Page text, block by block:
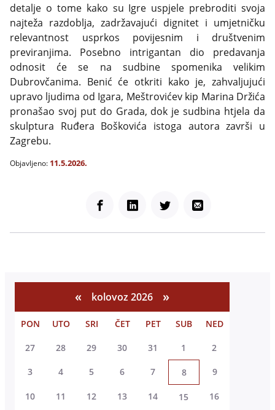
« kolovoz 2026 »
PON UTO SRI ČET PET SUB NED
27 28 29 30 31 1 2
3 4 5 6 7 8 9
10 11 12 13 14 15 16
detalje o tome kako su Igre uspjele prebroditi svoja
najteža razdoblja, zadržavajući dignitet i umjetničku
relevantnost usprkos povijesnim i društvenim
previranjima. Posebno intrigantan dio predavanja
odnosit će se na sudbine spomenika velikim
Dubrovčanima. Benić će otkriti kako je, zahvaljujući
upravo ljudima od Igara, Meštrovićev kip Marina Držića
pronašao svoj put do Grada, dok je sudbina htjela da
skulptura Ruđera Boškovića istoga autora završi u
Zagrebu.
Objavljeno: 11.5.2026.